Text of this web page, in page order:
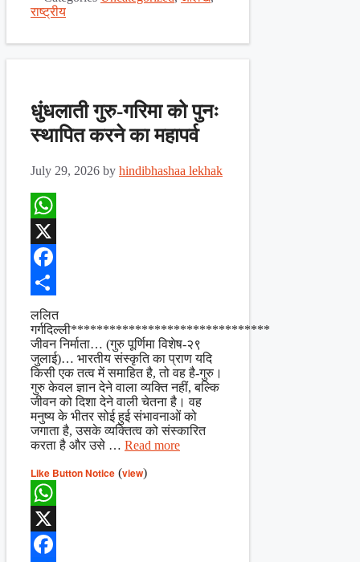
राष्ट्रीय
धुंधलाती गुरु-गरिमा को पुनः
स्थापित करने का महापर्व
July 29, 2026 by hindibhashaa lekhak
WhatsApp
X
Facebook
Share
ललित
गर्गदिल्ली*******************************
जीवन निर्माता… (गुरु पूर्णिमा विशेष-२९
जुलाई)… भारतीय संस्कृति का प्राण यदि
किसी एक तत्व में समाहित है, तो वह है-गुरु।
गुरु केवल ज्ञान देने वाला व्यक्ति नहीं, बल्कि
जीवन को दिशा देने वाली चेतना है। वह
मनुष्य के भीतर सोई हुई संभावनाओं को
जगाता है, उसके व्यक्तित्व को संस्कारित
करता है और उसे … Read more
Like Button Notice (view)
WhatsApp
X